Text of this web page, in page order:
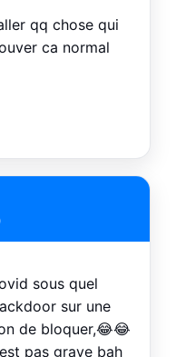
qq chose qui
ca normal
sous quel
sur une
de bloquer,😂😂
pas grave bah